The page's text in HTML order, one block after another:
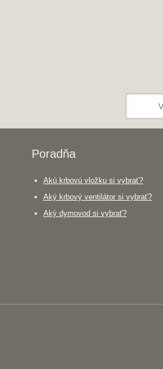
Poradňa
Akú krbovú vložku si vybrať?
Aký krbový ventilátor si vybrať?
Aký dymovod si vybrať?